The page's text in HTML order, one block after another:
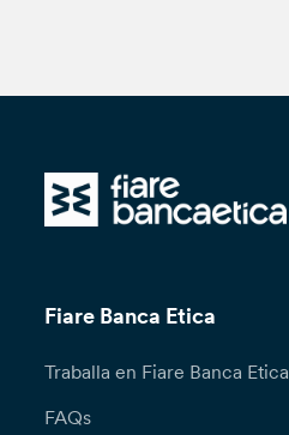
Fiare Banca Etica
Traballa en Fiare Banca Etica
FAQs